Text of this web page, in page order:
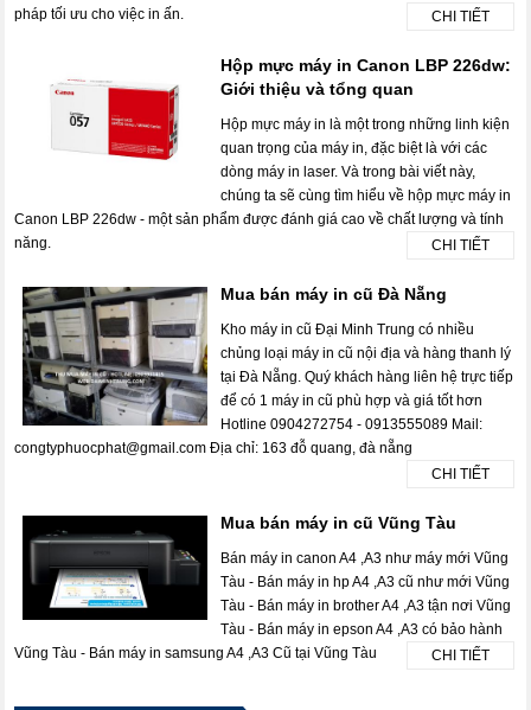
pháp tối ưu cho việc in ấn.
CHI TIẾT
Hộp mực máy in Canon LBP 226dw:
Giới thiệu và tổng quan
Hộp mực máy in là một trong những linh kiện
quan trọng của máy in, đặc biệt là với các
dòng máy in laser. Và trong bài viết này,
chúng ta sẽ cùng tìm hiểu về hộp mực máy in
Canon LBP 226dw - một sản phẩm được đánh giá cao về chất lượng và tính
năng.
CHI TIẾT
Mua bán máy in cũ Đà Nẵng
Kho máy in cũ Đại Minh Trung có nhiều
chủng loại máy in cũ nội địa và hàng thanh lý
tại Đà Nẵng. Quý khách hàng liên hệ trực tiếp
để có 1 máy in cũ phù hợp và giá tốt hơn
Hotline 0904272754 - 0913555089 Mail:
congtyphuocphat@gmail.com Địa chỉ: 163 đỗ quang, đà nẵng
CHI TIẾT
Mua bán máy in cũ Vũng Tàu
Bán máy in canon A4 ,A3 như máy mới Vũng
Tàu - Bán máy in hp A4 ,A3 cũ như mới Vũng
Tàu - Bán máy in brother A4 ,A3 tận nơi Vũng
Tàu - Bán máy in epson A4 ,A3 có bảo hành
Vũng Tàu - Bán máy in samsung A4 ,A3 Cũ tại Vũng Tàu
CHI TIẾT